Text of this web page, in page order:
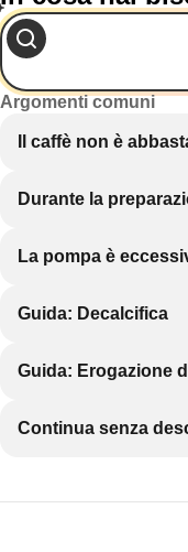
Argomenti comuni
Il caffè non è
Durante la
La pompa è
Guida: Decalcifica
Guida: Erogazione
Continua senza